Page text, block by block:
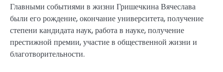
Главными событиями в жизни Гришечкина Вячеслава
были его рождение, окончание университета, получение
степени кандидата наук, работа в науке, получение
престижной премии, участие в общественной жизни и
благотворительности.